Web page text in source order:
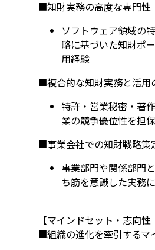
■知財実務の高度な専門性
ソフトウェア領域の
略に基づいた知財ポ
用経験
■複合的な知財実務と活用
特許・営業秘密・著
業の競争優位性を担
■事業会社での知財戦略策
事業部門や関係部門
ち筋を意識した実務
【マインドセット・志向性
■組織の進化を牽引するマ